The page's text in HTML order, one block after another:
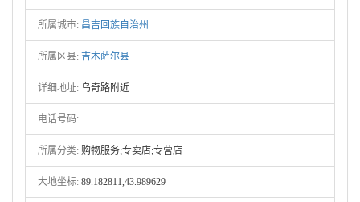
所属城市: 昌吉回族自治州
所属区县: 吉木萨尔县
详细地址: 乌奇路附近
电话号码:
所属分类: 购物服务;专卖店;专营店
大地坐标: 89.182811,43.989629